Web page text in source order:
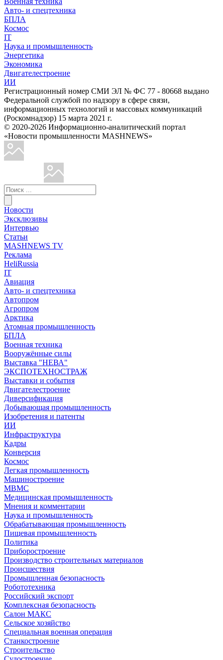
Авто- и спецтехника
БПЛА
Космос
IT
Наука и промышленность
Энергетика
Экономика
Двигателестроение
ИИ
Регистрационный номер СМИ ЭЛ № ФС 77 - 80668 выдано
Федеральной службой по надзору в сфере связи,
информационных технологий и массовых коммуникаций
(Роскомнадзор) 15 марта 2021 г.
© 2020-2026 Информационно-аналитический портал
«Новости промышленности MASHNEWS»
Новости
Эксклюзивы
Интервью
Статьи
MASHNEWS TV
Реклама
HeliRussia
IT
Авиация
Авто- и спецтехника
Автопром
Агропром
Арктика
Атомная промышленность
БПЛА
Военная техника
Вооружённые силы
Выставка "НЕВА"
ЭКСПОТЕХНОСТРАЖ
Выставки и события
Двигателестроение
Диверсификация
Добывающая промышленность
Изобретения и патенты
ИИ
Инфраструктура
Кадры
Конверсия
Космос
Легкая промышленность
Машиностроение
МВМС
Медицинская промышленность
Мнения и комментарии
Наука и промышленность
Обрабатывающая промышленность
Пищевая промышленность
Политика
Приборостроение
Производство строительных материалов
Происшествия
Промышленная безопасность
Робототехника
Российский экспорт
Комплексная безопасность
Салон МАКС
Сельское хозяйство
Специальная военная операция
Станкостроение
Строительство